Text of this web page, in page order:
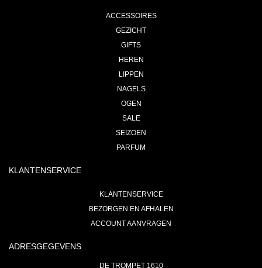
ACCESSOIRES
GEZICHT
GIFTS
HEREN
LIPPEN
NAGELS
OGEN
SALE
SEIZOEN
PARFUM
KLANTENSERVICE
KLANTENSERVICE
BEZORGEN EN AFHALEN
ACCOUNT AANVRAGEN
ADRESGEGEVENS
DE TROMPET 1610